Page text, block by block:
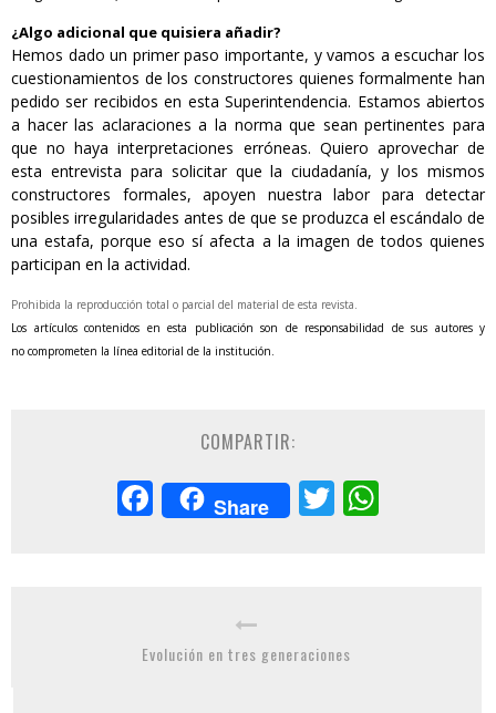
¿Algo adicional que quisiera añadir?
Hemos dado un primer paso importante, y vamos a escuchar los
cuestionamientos de los constructores quienes formalmente han
pedido ser recibidos en esta Superintendencia. Estamos abiertos
a hacer las aclaraciones a la norma que sean pertinentes para
que no haya interpretaciones erróneas. Quiero aprovechar de
esta entrevista para solicitar que la ciudadanía, y los mismos
constructores formales, apoyen nuestra labor para detectar
posibles irregularidades antes de que se produzca el escándalo de
una estafa, porque eso sí afecta a la imagen de todos quienes
participan en la actividad.
Prohibida la reproducción total o parcial del material de esta revista.
Los artículos contenidos en esta publicación son de responsabilidad de sus autores y
no comprometen la línea editorial de la institución.
COMPARTIR:
Facebook
Share Twitter
Evolución en tres generaciones